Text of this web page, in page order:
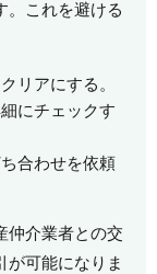
。これを避ける
リアにする。
にチェックす
合わせを依頼
仲介業者との交
が可能になりま